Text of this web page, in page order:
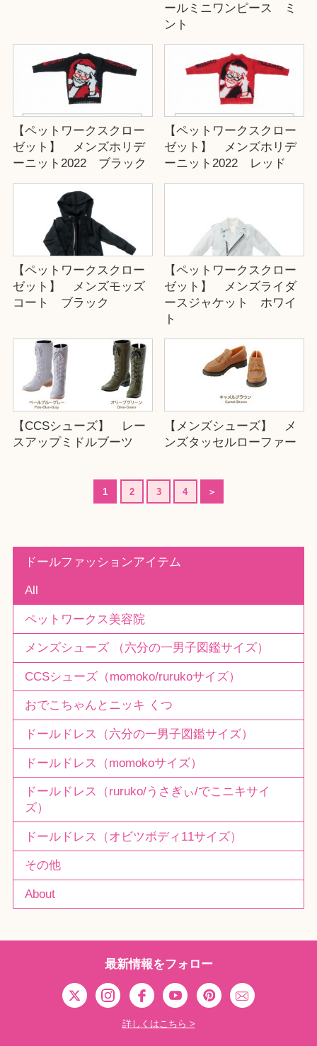
ールミニワンピース ミ
ント
【ペットワークスクロー
ゼット】 メンズホリデ
ーニット2022 ブラック
【ペットワークスクロー
ゼット】 メンズホリデ
ーニット2022 レッド
【ペットワークスクロー
ゼット】 メンズモッズ
コート ブラック
【ペットワークスクロー
ゼット】 メンズライダ
ースジャケット ホワイ
ト
【CCSシューズ】 レー
スアップミドルブーツ
【メンズシューズ】 メ
ンズタッセルローファー
1 2 3 4 ＞
ドールファッションアイテム
All
ペットワークス美容院
メンズシューズ （六分の一男子図鑑サイズ）
CCSシューズ（momoko/rurukoサイズ）
おでこちゃんとニッキ くつ
ドールドレス（六分の一男子図鑑サイズ）
ドールドレス（momokoサイズ）
ドールドレス（ruruko/うさぎぃ/でこニキサイ
ズ）
ドールドレス（オビツボディ11サイズ）
その他
About
最新情報をフォロー
詳しくはこちら >